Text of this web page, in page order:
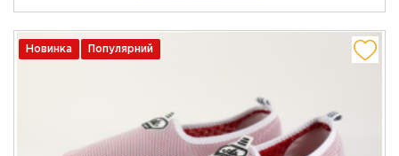
Новинка Популярний